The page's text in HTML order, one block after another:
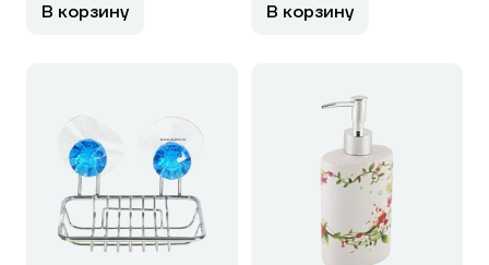
В корзину В корзину